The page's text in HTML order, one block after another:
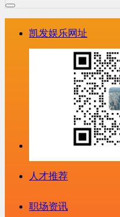
凯发娱乐网址
人才推荐
职场资讯